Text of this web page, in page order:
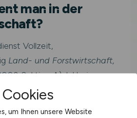
man in der
Vollzeit,
Land- und Forstwirtschaft,
Sektion A). Inklusive
Cookies
um Ihnen unsere Website